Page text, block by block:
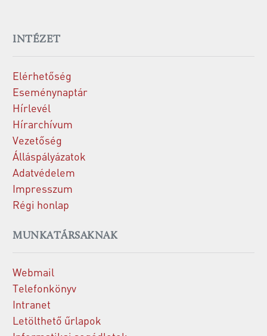
INTÉZET
Elérhetőség
Eseménynaptár
Hírlevél
Hírarchívum
Vezetőség
Álláspályázatok
Adatvédelem
Impresszum
Régi honlap
MUNKATÁRSAKNAK
Webmail
Telefonkönyv
Intranet
Letölthető űrlapok